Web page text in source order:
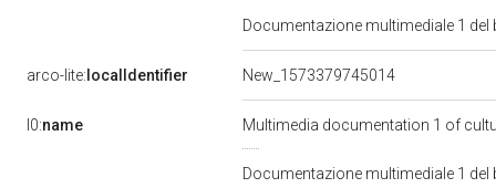
Documentazione multimediale 1
arco-lite: localIdentifier New_1573379745014
l0:name Multimedia documentation 1 of
Documentazione multimediale 1